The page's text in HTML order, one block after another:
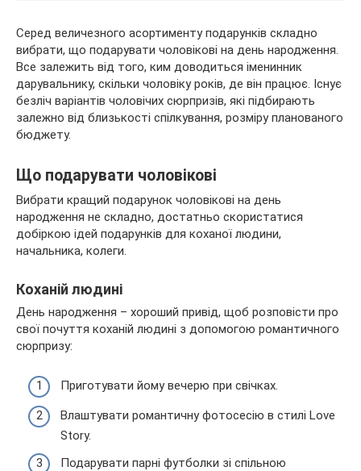
Серед величезного асортименту подарунків складно
вибрати, що подарувати чоловікові на день народження.
Все залежить від того, ким доводиться іменинник
дарувальнику, скільки чоловіку років, де він працює. Існує
безліч варіантів чоловічих сюрпризів, які підбирають
залежно від близькості спілкування, розміру планованого
бюджету.
Що подарувати чоловікові
Вибрати кращий подарунок чоловікові на день
народження не складно, достатньо скористатися
добіркою ідей подарунків для коханої людини,
начальника, колеги.
Коханій людині
День народження – хороший привід, щоб розповісти про
свої почуття коханій людині з допомогою романтичного
сюрпризу:
Приготувати йому вечерю при свічках.
Влаштувати романтичну фотосесію в стилі Love
Story.
Подарувати парні футболки зі спільною